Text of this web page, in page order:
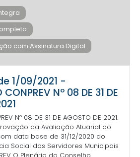
com Assinatura Digital
1/09/2021 -
CONPREV Nº 08 DE 31 DE
Nº 08 DE 31 DE AGOSTO DE 2021.
da Avaliação Atuarial do
data base de 31/12/2020 do
Social dos Servidores Municipais